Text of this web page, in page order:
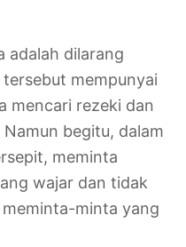
adalah dilarang
mempunyai
mencari rezeki dan
begitu, dalam
meminta
wajar dan tidak
minta yang